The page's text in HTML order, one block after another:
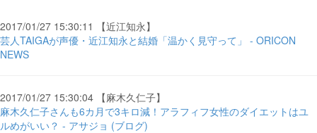
2017/01/27 15:30:11 【近江知永】
芸人TAIGAが声優・近江知永と結婚「温かく見守って」 - ORICON
NEWS
2017/01/27 15:30:04 【麻木久仁子】
麻木久仁子さんも6カ月で3キロ減！アラフィフ女性のダイエットはユ
ルめがいい？ - アサジョ (ブログ)